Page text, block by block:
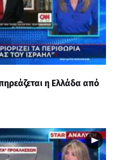
η Ελλάδα από